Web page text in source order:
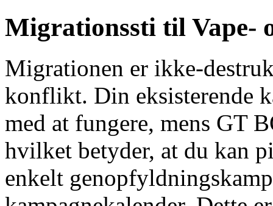
Migrationssti til Vape-
Migrationen er ikke-
konflikt. Din eksisterende
med at fungere, mens GT
hvilket betyder, at du kan
enkelt